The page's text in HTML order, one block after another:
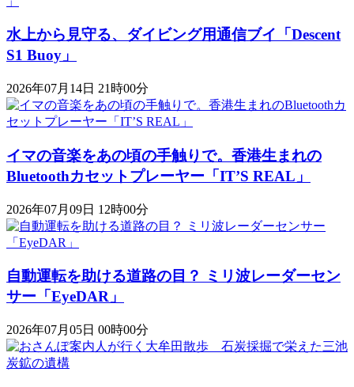
水上から見守る、ダイビング用通信ブイ「Descent
S1 Buoy​​」
2026年07月14日 21時00分
イマの音楽をあの頃の手触りで。香港生まれの
Bluetoothカセットプレーヤー「IT’S REAL」
2026年07月09日 12時00分
自動運転を助ける道路の目？ ミリ波レーダーセン
サー「EyeDAR」
2026年07月05日 00時00分